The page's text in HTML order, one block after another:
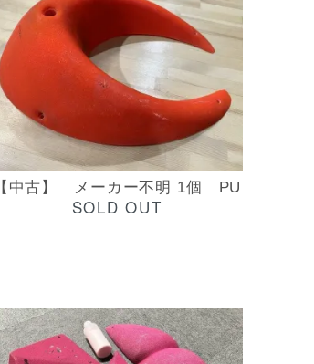
【中古】 メーカー不明 1個 PU
SOLD OUT